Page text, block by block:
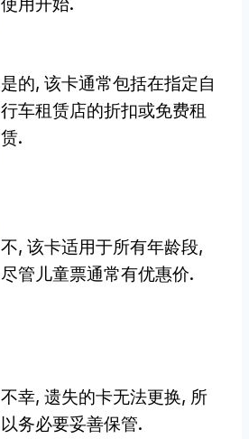
是的, 该卡通常包括在指定自
行车租赁店的折扣或免费租
赁.
不, 该卡适用于所有年龄段,
尽管儿童票通常有优惠价.
不幸, 遗失的卡无法更换, 所
以务必要妥善保管.